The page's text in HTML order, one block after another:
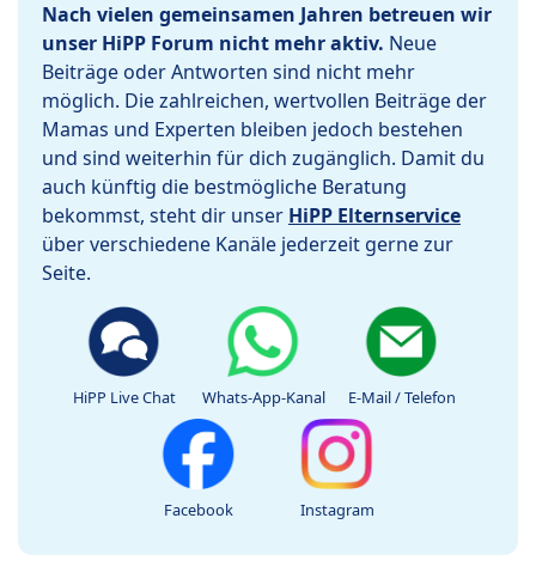
Nach vielen gemeinsamen Jahren betreuen wir
unser HiPP Forum nicht mehr aktiv. Neue
Beiträge oder Antworten sind nicht mehr
möglich. Die zahlreichen, wertvollen Beiträge der
Mamas und Experten bleiben jedoch bestehen
und sind weiterhin für dich zugänglich. Damit du
auch künftig die bestmögliche Beratung
bekommst, steht dir unser HiPP Elternservice
über verschiedene Kanäle jederzeit gerne zur
Seite.
HiPP Live Chat Whats-App-Kanal E-Mail / Telefon
Facebook Instagram